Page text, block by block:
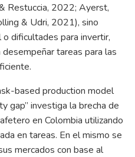
Restuccia, 2022; Ayerst,
& Udri, 2021), sino
dificultades para invertir,
tareas para las
based production model
gap” investiga la brecha de
en Colombia utilizando
en tareas. En el mismo se
mercados con base al